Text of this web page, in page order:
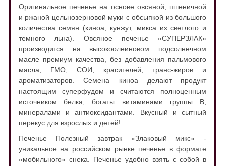
Оригинальное печенье на основе овсяной, пшеничной
и ржаной цельнозерновой муки с обсыпкой из большого
количества семян (киноа, кунжут, микса из светлого и
темного льна). Овсяное печенье «СУПЕРЗЛАК»
производится на высокоолеиновом подсолнечном
масле премиум качества, без добавления пальмового
масла, ГМО, СОИ, красителей, транс-жиров и
ароматизаторов. Семена киноа делают продукт
настоящим суперфудом и считаются полноценным
источником белка, богаты витаминами группы В,
минералами и антиоксидантами. Вкусный и сытный
перекус для взрослых и детей!
Печенье Полезный завтрак «Злаковый микс» -
уникальное на российском рынке печенье в формате
«мобильного» снека. Печенье удобно взять с собой в